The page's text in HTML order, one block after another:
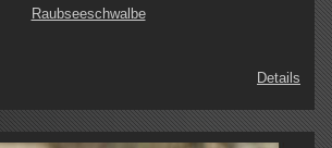
Raubseeschwalbe
Details